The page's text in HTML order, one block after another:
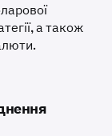
а також